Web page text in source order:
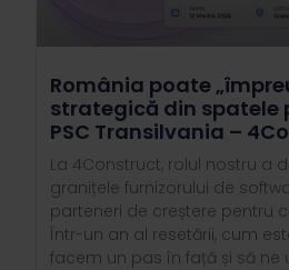
România poate
strategică din spatele
PSC Transilvania –
La 4Construct, rolul nostru a
granițele furnizorului de
parteneri de creștere pentru
Într-un an al resetării, cum
facem un pas în față și să ne